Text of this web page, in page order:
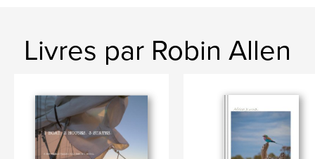
Livres par Robin Allen